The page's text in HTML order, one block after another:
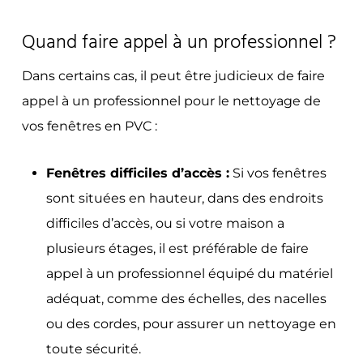
Quand faire appel à un professionnel ?
Dans certains cas, il peut être judicieux de faire
appel à un professionnel pour le nettoyage de
vos fenêtres en PVC :
Fenêtres difficiles d’accès :Si vos fenêtres
sont situées en hauteur, dans des endroits
difficiles d’accès, ou si votre maison a
plusieurs étages, il est préférable de faire
appel à un professionnel équipé du matériel
adéquat, comme des échelles, des nacelles
ou des cordes, pour assurer un nettoyage en
toute sécurité.